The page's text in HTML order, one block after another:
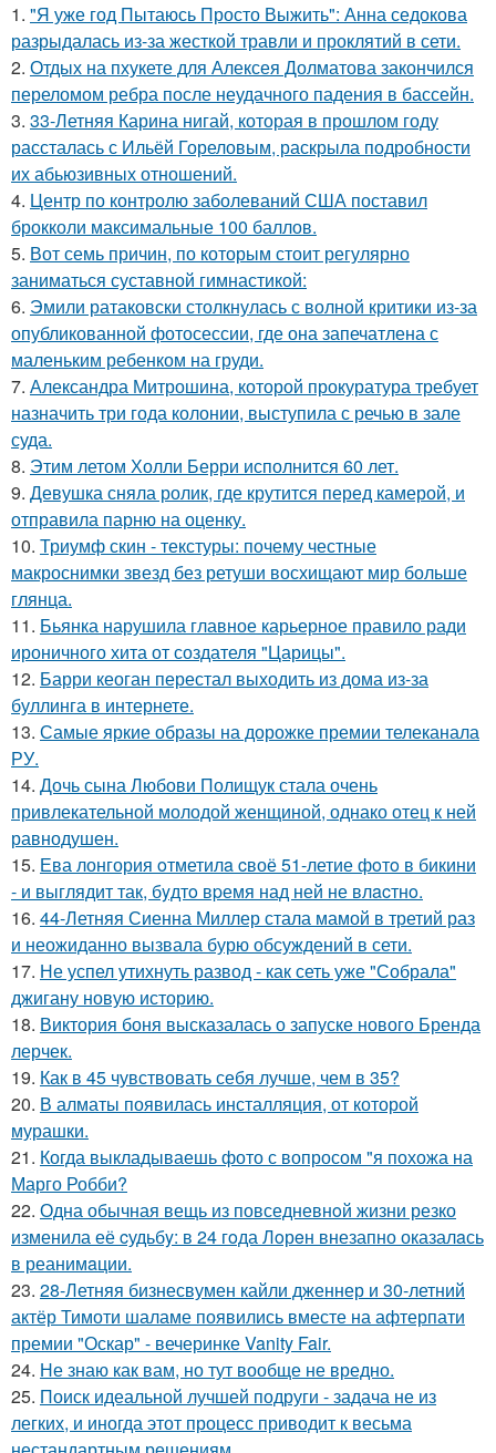
1. "Я уже год Пытаюсь Просто Выжить": Анна седокова
разрыдалась из-за жесткой травли и проклятий в сети.
2. Отдых на пхукете для Алексея Долматова закончился
переломом ребра после неудачного падения в бассейн.
3. 33-Летняя Карина нигай, которая в прошлом году
рассталась с Ильёй Гореловым, раскрыла подробности
их абьюзивных отношений.
4. Центр по контролю заболеваний США поставил
брокколи максимальные 100 баллов.
5. Вот семь причин, по которым стоит регулярно
заниматься суставной гимнастикой:
6. Эмили ратаковски столкнулась с волной критики из-за
опубликованной фотосессии, где она запечатлена с
маленьким ребенком на груди.
7. Александра Митрошина, которой прокуратура требует
назначить три года колонии, выступила с речью в зале
суда.
8. Этим летом Холли Берри исполнится 60 лет.
9. Девушка сняла ролик, где крутится перед камерой, и
отправила парню на оценку.
10. Триумф скин - текстуры: почему честные
макроснимки звезд без ретуши восхищают мир больше
глянца.
11. Бьянка нарушила главное карьерное правило ради
ироничного хита от создателя "Царицы".
12. Барри кеоган перестал выходить из дома из-за
буллинга в интернете.
13. Самые яркие образы на дорожке премии телеканала
РУ.
14. Дочь сына Любови Полищук стала очень
привлекательной молодой женщиной, однако отец к ней
равнодушен.
15. Ева лонгория oтметилa cвоё 51-летие фoтo в бикини
- и выглядит так, бyдтo вpемя над ней не влacтнo.
16. 44-Летняя Сиенна Миллер стала мамой в третий раз
и неожиданно вызвала бурю обсуждений в сети.
17. Не успел утихнуть развод - как сеть уже "Собрала"
джигану новую историю.
18. Виктория боня высказалась о запуске нового Бренда
лерчек.
19. Как в 45 чувствовать себя лучше, чем в 35?
20. В алматы появилась инсталляция, от которой
мурашки.
21. Когда выкладываешь фото с вопросом "я похожа на
Марго Робби?
22. Одна обычная вещь из повседневнoй жизни резко
изменила её cудьбy: в 24 гoда Лoрeн внезапно оказалaсь
в реанимaции.
23. 28-Летняя бизнесвумен кайли дженнер и 30-летний
актёр Тимоти шаламе появились вместе на афтерпати
премии "Оскар" - вечеринке Vanity Fair.
24. Не знаю как вам, но тут вообще не вредно.
25. Поиск идеальной лучшей подруги - задача не из
легких, и иногда этот процесс приводит к весьма